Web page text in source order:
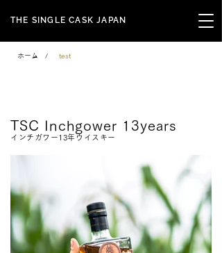
THE SINGLE CASK JAPAN
ホーム / test
TSC Inchgower 13years
インチガワー13年ウイスキー